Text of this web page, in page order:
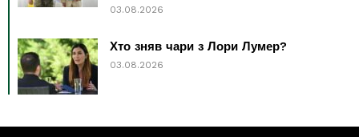
03.08.2026
Хто зняв чари з Лори Лумер?
03.08.2026